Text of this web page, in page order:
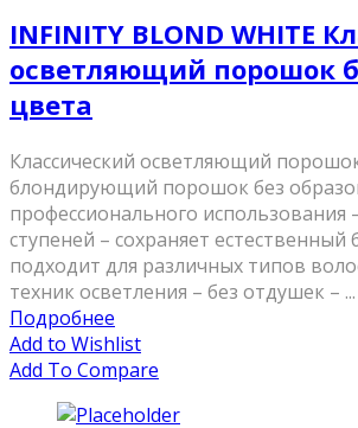
INFINITY BLOND WHITE
осветляющий порошок
цвета
Классический осветляющий
блондирующий порошок без
профессионального использования
ступеней – сохраняет естественный
подходит для различных типов
техник осветления – без отдушек – ...
Подробнее
Add to Wishlist
Add To Compare